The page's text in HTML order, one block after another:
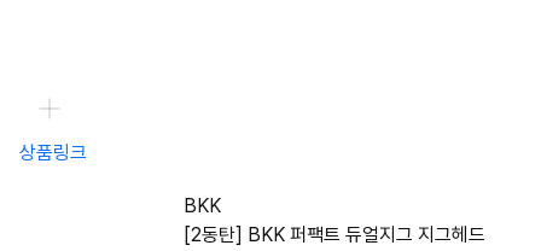
상품링크
BKK
[2동탄] BKK 퍼팩트 듀얼지그 지그헤드